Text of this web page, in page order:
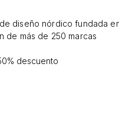
diseño nórdico fundada
de más de 250 marcas
descuento